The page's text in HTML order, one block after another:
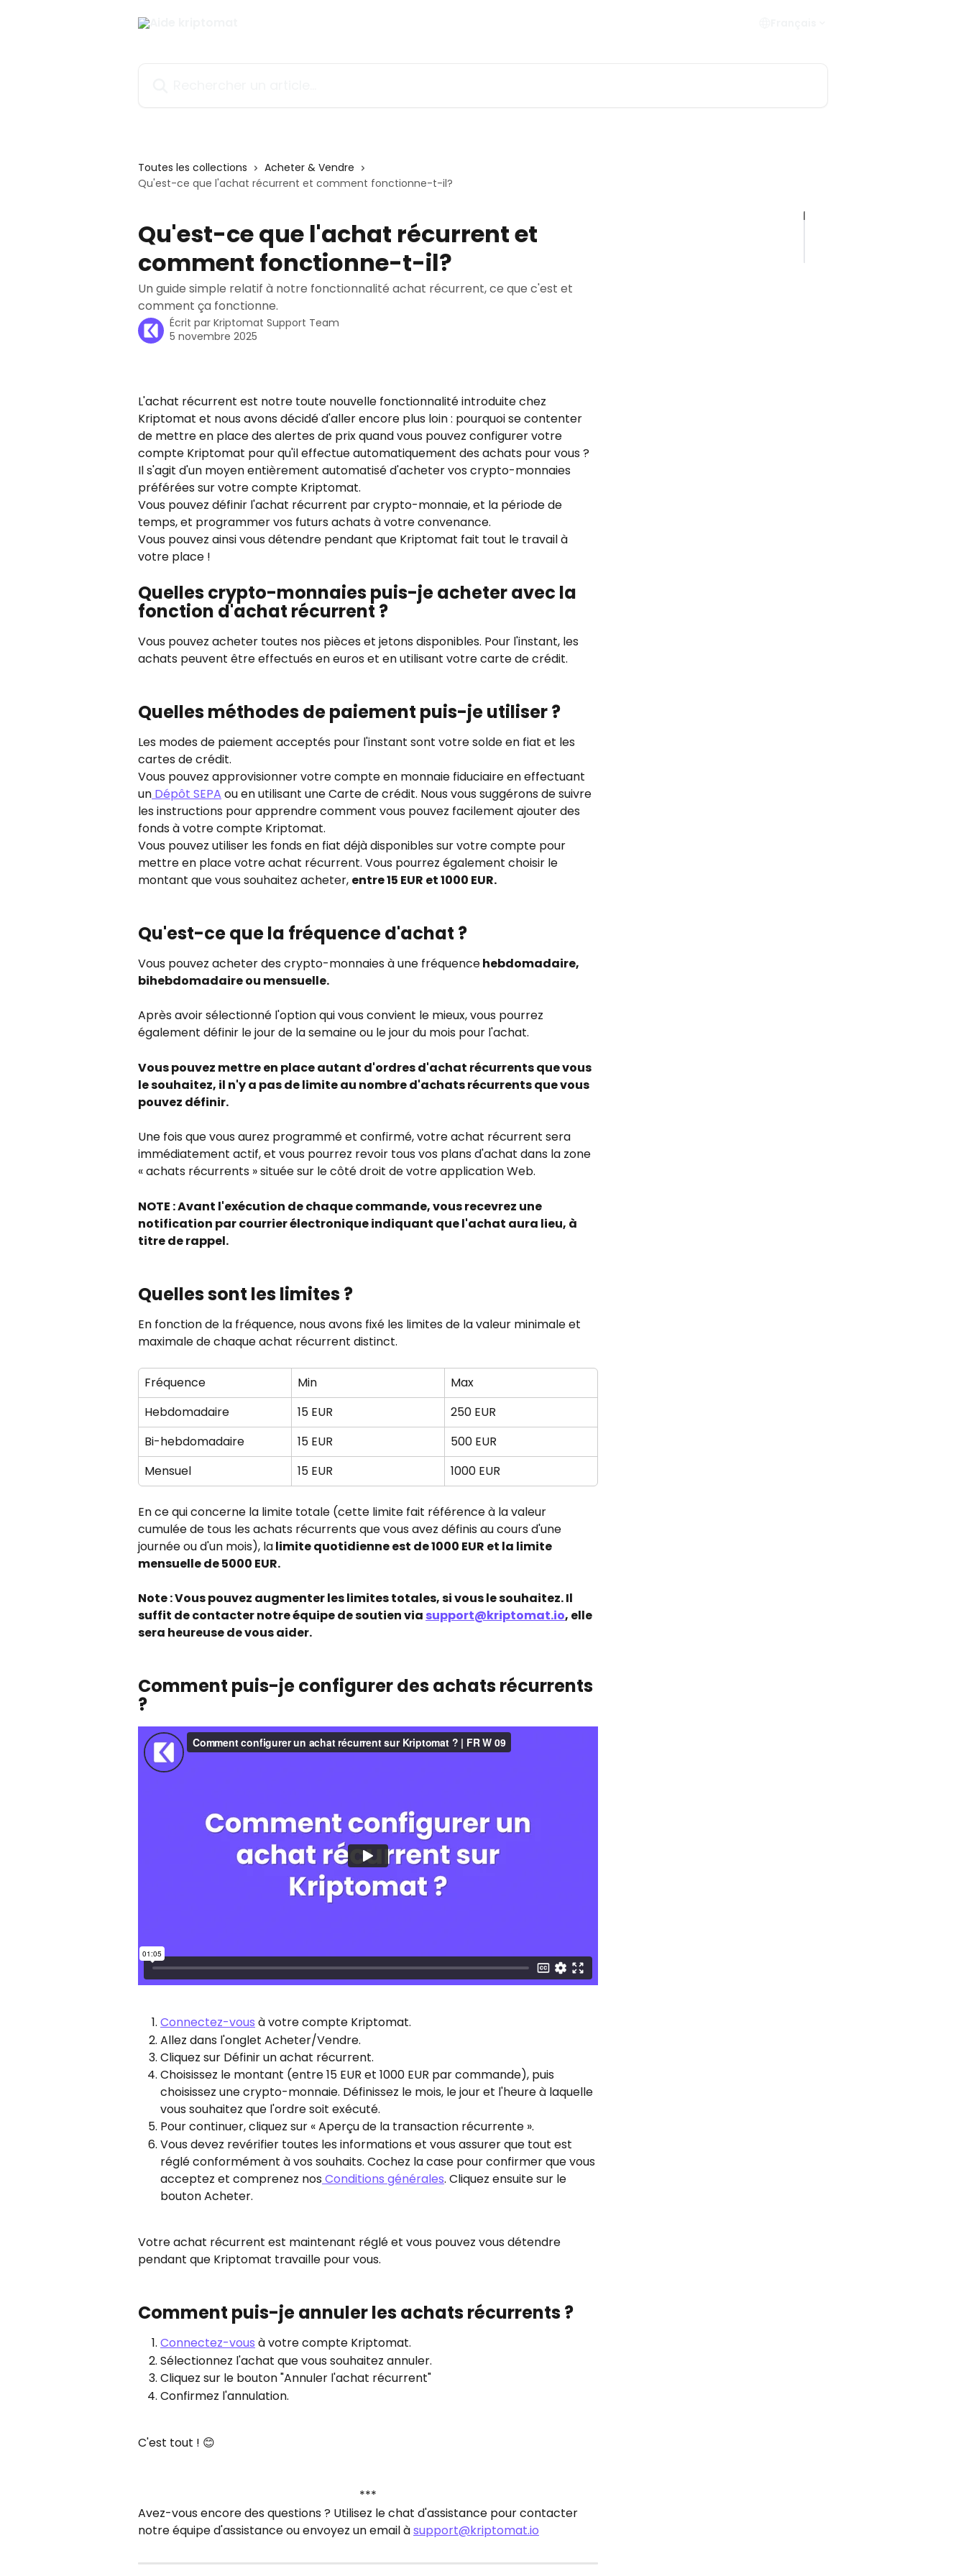
Toutes les collections
Acheter & Vendre
Qu'est-ce que l'achat récurrent et comment fonctionne-t-il?
Qu'est-ce que l'achat récurrent et
comment fonctionne-t-il?
Un guide simple relatif à notre fonctionnalité achat récurrent, ce que c'est et
comment ça fonctionne.
Écrit par Kriptomat Support Team
5 novembre 2025
L'achat récurrent est notre toute nouvelle fonctionnalité introduite chez
Kriptomat et nous avons décidé d'aller encore plus loin : pourquoi se contenter
de mettre en place des alertes de prix quand vous pouvez configurer votre
compte Kriptomat pour qu'il effectue automatiquement des achats pour vous ?
Il s'agit d'un moyen entièrement automatisé d'acheter vos crypto-monnaies
préférées sur votre compte Kriptomat.
Vous pouvez définir l'achat récurrent par crypto-monnaie, et la période de
temps, et programmer vos futurs achats à votre convenance.
Vous pouvez ainsi vous détendre pendant que Kriptomat fait tout le travail à
votre place !
Quelles crypto-monnaies puis-je acheter avec la
fonction d'achat récurrent ?
Vous pouvez acheter toutes nos pièces et jetons disponibles. Pour l'instant, les
achats peuvent être effectués en euros et en utilisant votre carte de crédit.
Quelles méthodes de paiement puis-je utiliser ?
Les modes de paiement acceptés pour l'instant sont votre solde en fiat et les
cartes de crédit.
Vous pouvez approvisionner votre compte en monnaie fiduciaire en effectuant
un Dépôt SEPA ou en utilisant une Carte de crédit. Nous vous suggérons de suivre
les instructions pour apprendre comment vous pouvez facilement ajouter des
fonds à votre compte Kriptomat.
Vous pouvez utiliser les fonds en fiat déjà disponibles sur votre compte pour
mettre en place votre achat récurrent. Vous pourrez également choisir le
montant que vous souhaitez acheter, entre 15 EUR et 1000 EUR.
Qu'est-ce que la fréquence d'achat ?
Vous pouvez acheter des crypto-monnaies à une fréquence hebdomadaire,
bihebdomadaire ou mensuelle.
Après avoir sélectionné l'option qui vous convient le mieux, vous pourrez
également définir le jour de la semaine ou le jour du mois pour l'achat.
Vous pouvez mettre en place autant d'ordres d'achat récurrents que vous
le souhaitez, il n'y a pas de limite au nombre d'achats récurrents que vous
pouvez définir.
Une fois que vous aurez programmé et confirmé, votre achat récurrent sera
immédiatement actif, et vous pourrez revoir tous vos plans d'achat dans la zone
« achats récurrents » située sur le côté droit de votre application Web.
NOTE : Avant l'exécution de chaque commande, vous recevrez une
notification par courrier électronique indiquant que l'achat aura lieu, à
titre de rappel.
Quelles sont les limites ?
En fonction de la fréquence, nous avons fixé les limites de la valeur minimale et
maximale de chaque achat récurrent distinct.
Fréquence Min
Max
Hebdomadaire
15 EUR
250 EUR
Bi-hebdomadaire
15 EUR
500 EUR
Mensuel
15 EUR 1000 EUR
En ce qui concerne la limite totale (cette limite fait référence à la valeur
cumulée de tous les achats récurrents que vous avez définis au cours d'une
journée ou d'un mois), la limite quotidienne est de 1000 EUR et la limite
mensuelle de 5000 EUR.
Note : Vous pouvez augmenter les limites totales, si vous le souhaitez. Il
suffit de contacter notre équipe de soutien via support@kriptomat.io, elle
sera heureuse de vous aider.
Comment puis-je configurer des achats récurrents
?
Connectez-vous à votre compte Kriptomat.
Allez dans l'onglet Acheter/Vendre.
Cliquez sur Définir un achat récurrent.
Choisissez le montant (entre 15 EUR et 1000 EUR par commande), puis
choisissez une crypto-monnaie. Définissez le mois, le jour et l'heure à laquelle
vous souhaitez que l'ordre soit exécuté.
Pour continuer, cliquez sur « Aperçu de la transaction récurrente ».
Vous devez revérifier toutes les informations et vous assurer que tout est
réglé conformément à vos souhaits. Cochez la case pour confirmer que vous
acceptez et comprenez nos Conditions générales. Cliquez ensuite sur le
bouton Acheter.
Votre achat récurrent est maintenant réglé et vous pouvez vous détendre
pendant que Kriptomat travaille pour vous.
Comment puis-je annuler les achats récurrents ?
Connectez-vous à votre compte Kriptomat.
Sélectionnez l'achat que vous souhaitez annuler.
Cliquez sur le bouton "Annuler l'achat récurrent"
Confirmez l'annulation.
C'est tout ! 😊
***
Avez-vous encore des questions ? Utilisez le chat d'assistance pour contacter
notre équipe d'assistance ou envoyez un email à support@kriptomat.io